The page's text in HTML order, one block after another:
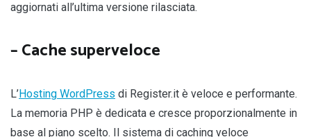
aggiornati all’ultima versione rilasciata.
– Cache superveloce
L’Hosting WordPress di Register.it è veloce e performante.
La memoria PHP è dedicata e cresce proporzionalmente in
base al piano scelto. Il sistema di caching veloce